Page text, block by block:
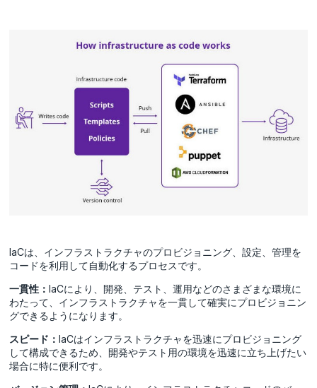
IaCは、インフラストラクチャのプロビジョニング、設定、管理を
コードを利用して自動化するプロセスです。
一貫性：IaCにより、開発、テスト、運用などのさまざまな環境に
わたって、インフラストラクチャを一貫して確実にプロビジョニン
グできるようになります。
スピード：IaCはインフラストラクチャを迅速にプロビジョニング
して構成できるため、開発やテスト用の環境を迅速に立ち上げたい
場合に特に便利です。